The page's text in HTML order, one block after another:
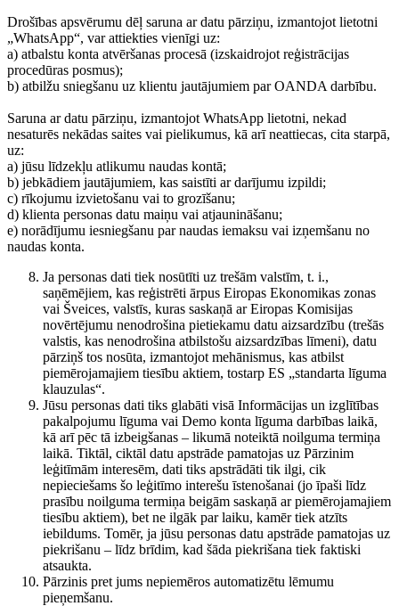
Drošības apsvērumu dēļ saruna ar datu pārziņu, izmantojot lietotni
„WhatsApp“, var attiekties vienīgi uz:
a) atbalstu konta atvēršanas procesā (izskaidrojot reģistrācijas
procedūras posmus);
b) atbilžu sniegšanu uz klientu jautājumiem par OANDA darbību.
Saruna ar datu pārziņu, izmantojot WhatsApp lietotni, nekad
nesaturēs nekādas saites vai pielikumus, kā arī neattiecas, cita starpā,
uz:
a) jūsu līdzekļu atlikumu naudas kontā;
b) jebkādiem jautājumiem, kas saistīti ar darījumu izpildi;
c) rīkojumu izvietošanu vai to grozīšanu;
d) klienta personas datu maiņu vai atjaunināšanu;
e) norādījumu iesniegšanu par naudas iemaksu vai izņemšanu no
naudas konta.
Ja personas dati tiek nosūtīti uz trešām valstīm, t. i.,
saņēmējiem, kas reģistrēti ārpus Eiropas Ekonomikas zonas
vai Šveices, valstīs, kuras saskaņā ar Eiropas Komisijas
novērtējumu nenodrošina pietiekamu datu aizsardzību (trešās
valstis, kas nenodrošina atbilstošu aizsardzības līmeni), datu
pārziņš tos nosūta, izmantojot mehānismus, kas atbilst
piemērojamajiem tiesību aktiem, tostarp ES „standarta līguma
klauzulas“.
Jūsu personas dati tiks glabāti visā Informācijas un izglītības
pakalpojumu līguma vai Demo konta līguma darbības laikā,
kā arī pēc tā izbeigšanas – likumā noteiktā noilguma termiņa
laikā. Tiktāl, ciktāl datu apstrāde pamatojas uz Pārzinim
leģitīmām interesēm, dati tiks apstrādāti tik ilgi, cik
nepieciešams šo leģitīmo interešu īstenošanai (jo īpaši līdz
prasību noilguma termiņa beigām saskaņā ar piemērojamajiem
tiesību aktiem), bet ne ilgāk par laiku, kamēr tiek atzīts
iebildums. Tomēr, ja jūsu personas datu apstrāde pamatojas uz
piekrišanu – līdz brīdim, kad šāda piekrišana tiek faktiski
atsaukta.
Pārzinis pret jums nepiemēros automatizētu lēmumu
pieņemšanu.